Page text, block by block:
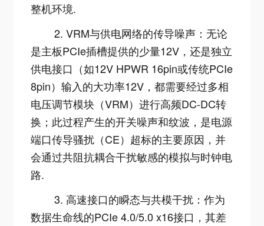
整机环境.
2. VRM与供电网络的传导噪声：无论
是主板PCIe插槽提供的少量12V，还是独立
供电接口（如12V HPWR 16pin或传统PCIe
8pin）输入的大功率12V，都需要经过多相
电压调节模块（VRM）进行高频DC-DC转
换；此过程产生的开关噪声和纹波，是电源
端口传导骚扰（CE）超标的主要原因，并
会通过共阻抗耦合干扰敏感的模拟与时钟电
路.
3. 高速接口的瞬态与共模干扰：作为
数据生命线的PCIe 4.0/5.0 x16接口，其差